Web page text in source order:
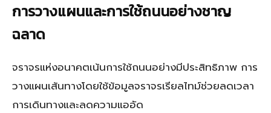
การวางแผนและการใช้ถนนอย่างชาญ
ฉลาด
จราจรแห่งอนาคตเน้นการใช้ถนนอย่างมีประสิทธิภาพ การ
วางแผนเส้นทางโดยใช้ข้อมูลจราจรเรียลไทม์ช่วยลดเวลา
การเดินทางและลดความแออัด